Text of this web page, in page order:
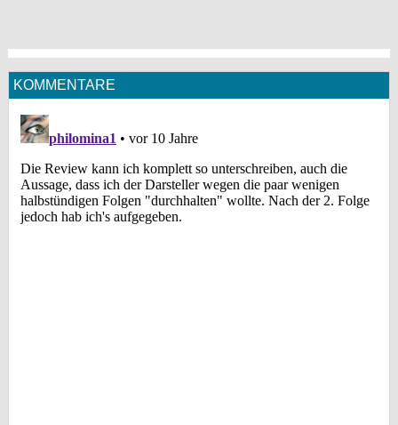
KOMMENTARE